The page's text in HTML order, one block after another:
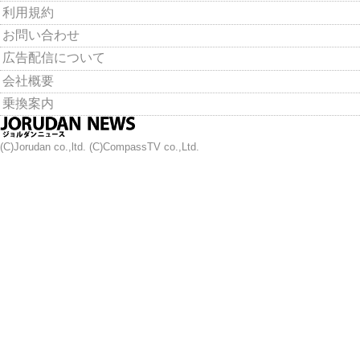
利用規約
お問い合わせ
広告配信について
会社概要
乗換案内
(C)Jorudan co.,ltd. (C)CompassTV co.,Ltd.